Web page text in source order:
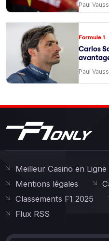
Paul
Formule 1
Carlos
Paul
Meilleur Casino en Ligne
Mentions légales
Classements F1 2025
Flux RSS